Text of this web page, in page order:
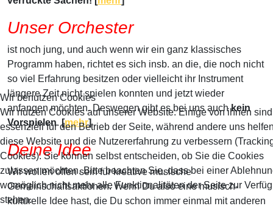
Unser Orchester
ist noch jung, und auch wenn wir ein ganz klassisches
Programm haben, richtet es sich insb. an die, die noch nicht
so viel Erfahrung besitzen oder vielleicht ihr Instrument
längere Zeit nicht spielen konnten und jetzt wieder
anfangen möchten. Deswegen gibt es bei uns auchkein
Vorspielen.[mehr]
Deine Idee
Wir wollen offen sein für kreative musische
Gemeinschaftsaktionen. Wenn Du also eine musisch-
kulturelle Idee hast, die Du schon immer einmal mit anderen
Wir benutzen Cookies
Wir nutzen Cookies auf unserer Website. Einige von ihnen sind
essenziell für den Betrieb der Seite, während andere uns
diese Website und die Nutzererfahrung zu verbessern
Cookies). Sie können selbst entscheiden, ob Sie die Cookies
zulassen möchten. Bitte beachten Sie, dass bei einer
womöglich nicht mehr alle Funktionalitäten der Seite zur
stehen.